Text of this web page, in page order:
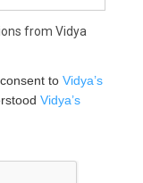
from Vidya
to Vidya’s
Vidya’s